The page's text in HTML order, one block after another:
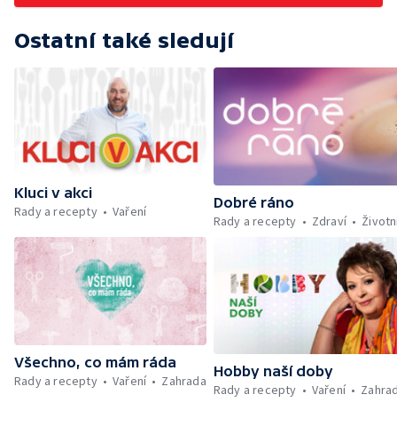
Marko Ivanović
Ostatní také sledují
Kluci v akci
Rady a recepty
Vaření
Dobré ráno
Rady a recepty
Zdraví
Všechno, co mám ráda
Rady a recepty
Vaření Zahrada
Hobby naší doby
Rady a recepty
Vaření